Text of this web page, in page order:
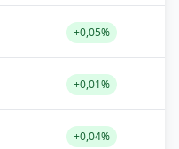
+0,05%
+0,01%
+0,04%